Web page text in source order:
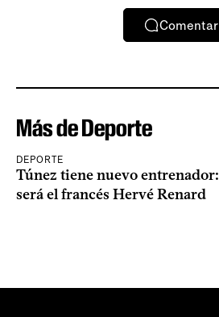
Comentar
Más de Deporte
DEPORTE
Túnez tiene nuevo entrenador:
será el francés Hervé Renard